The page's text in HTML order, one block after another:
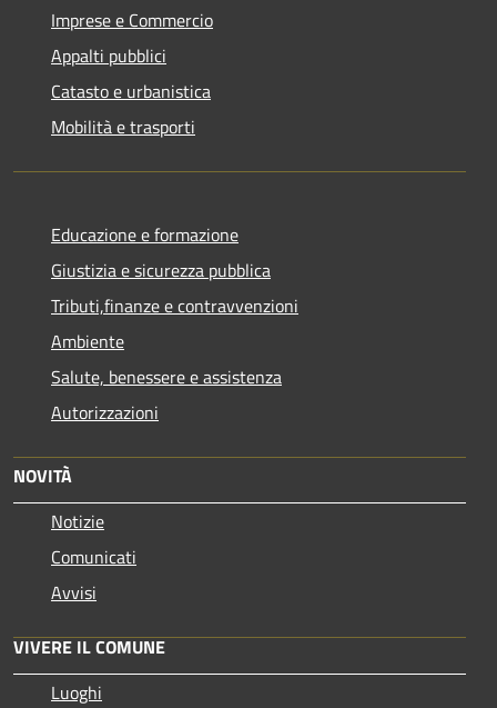
Imprese e Commercio
Appalti pubblici
Catasto e urbanistica
Mobilità e trasporti
Educazione e formazione
Giustizia e sicurezza pubblica
Tributi,finanze e contravvenzioni
Ambiente
Salute, benessere e assistenza
Autorizzazioni
NOVITÀ
Notizie
Comunicati
Avvisi
VIVERE IL COMUNE
Luoghi